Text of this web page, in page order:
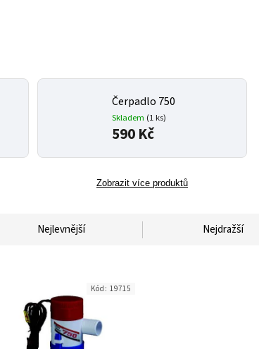
Čerpadlo 750
Skladem (1 ks)
590 Kč
Zobrazit více produktů
Nejlevnější Nejdražší
Kód: 19715